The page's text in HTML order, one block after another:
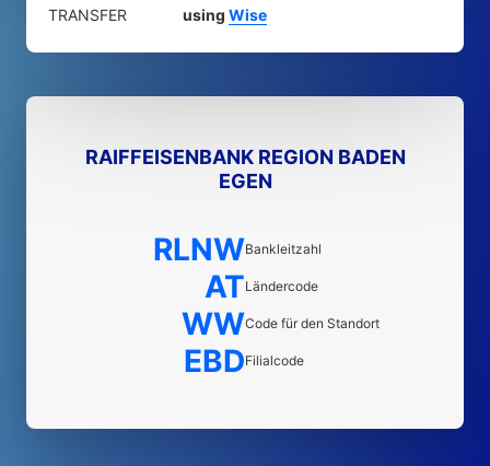
TRANSFER
using Wise
RAIFFEISENBANK REGION BADEN
EGEN
RLNWBankleitzahl
ATLändercode
WWCode für den Standort
EBDFilialcode